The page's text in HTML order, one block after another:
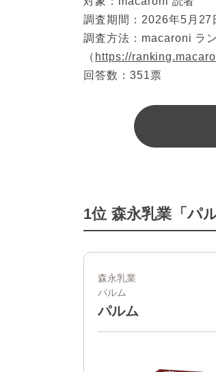
調査期間：2026年5月27
調査方法：macaroni ラ
（ https://
回答数：351票
1位 森永乳業「パ
森永乳業
パルム
パルム